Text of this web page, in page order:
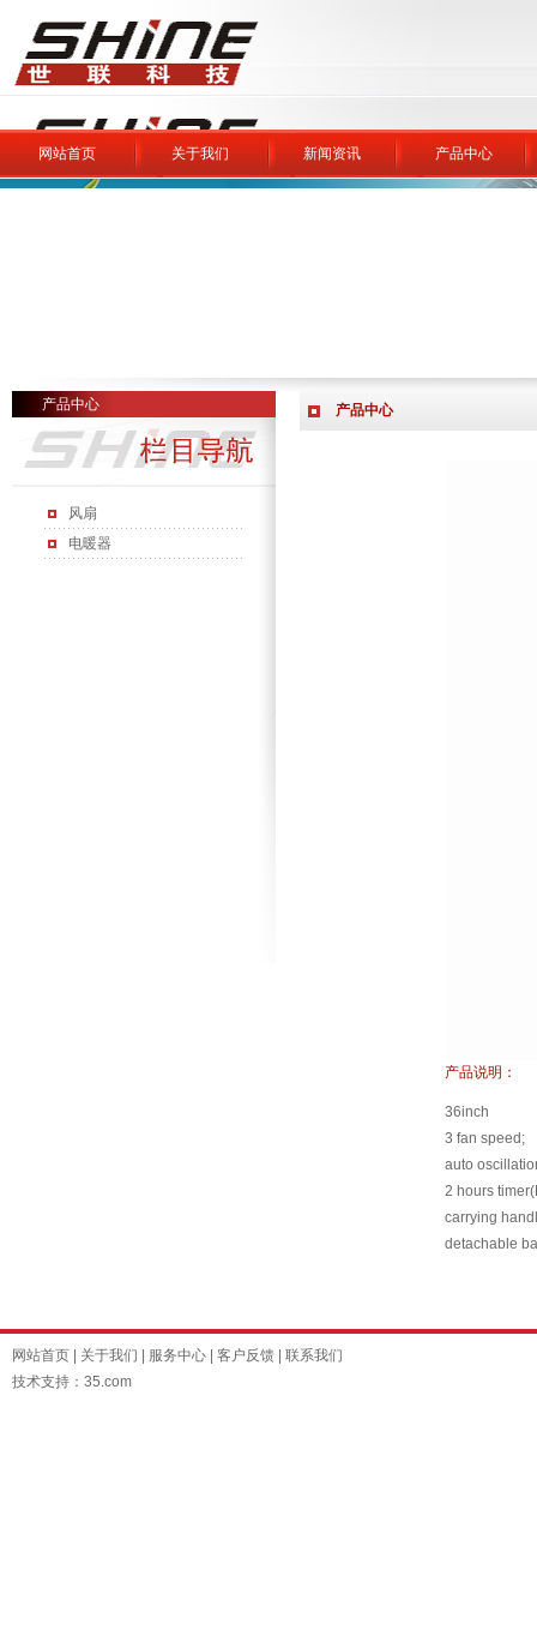
网站首页 关于我们 新闻资讯 产品中心
产品中心
风扇
电暖器
产品中心
产品说明：
36inch
3 fan speed;
auto
2 hours
carrying
detachable
网站首页 关于我们 服务中心 客户反馈
联系我们
技术支持：35.com